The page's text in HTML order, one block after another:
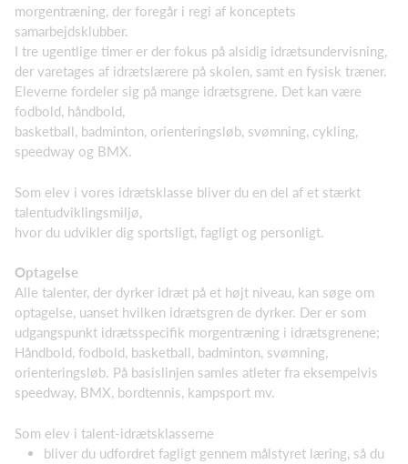
morgentræning, der foregår i regi af konceptets
samarbejdsklubber.
I tre ugentlige timer er der fokus på alsidig idrætsundervisning,
der varetages af idrætslærere på skolen, samt en fysisk træner.
Eleverne fordeler sig på mange idrætsgrene. Det kan være
fodbold, håndbold,
basketball, badminton, orienteringsløb, svømning, cykling,
speedway og BMX.
Som elev i vores idrætsklasse bliver du en del af et stærkt
talentudviklingsmiljø,
hvor du udvikler dig sportsligt, fagligt og personligt.
Optagelse
Alle talenter, der dyrker idræt på et højt niveau, kan søge om
optagelse, uanset hvilken idrætsgren de dyrker. Der er som
udgangspunkt idrætsspecifik morgentræning i idrætsgrenene;
Håndbold, fodbold, basketball, badminton, svømning,
orienteringsløb. På basislinjen samles atleter fra eksempelvis
speedway, BMX, bordtennis, kampsport mv.
Som elev i talent-idrætsklasserne
bliver du udfordret fagligt gennem målstyret læring, så du